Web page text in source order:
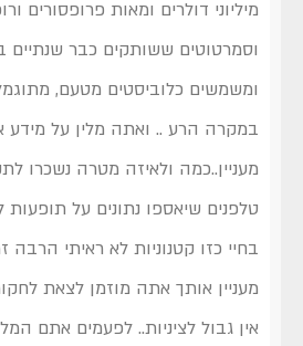
מיליוני דולרים ומאות פרופסורים
וסמרטוטים ששותקים כבר
ומשמשים כלוביסטים מטעם,
במקרה הרע .. ואתה מלין על מידע
מעניין..כמה ולאיזה מטרה נשכרו
טלפנים שיאספו נתונים על תופעות
בחיי כזו קטנוניות לא ראיתי
מעניין אותך אתה מוזמן לצאת
אין גבול לציניות.. לפעמים אתם